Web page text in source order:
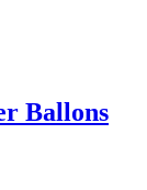
Ballons